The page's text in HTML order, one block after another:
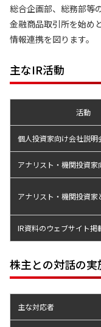
総合企画部、総務部等
金融商品取引所を始め
情報連携を図ります。
主なIR活動
活動
個人投資家向け会社説明
アナリスト・機関投資家
アナリスト・機関投資家
IR資料のウェブサイト掲
株主との対話の実
主な対応者